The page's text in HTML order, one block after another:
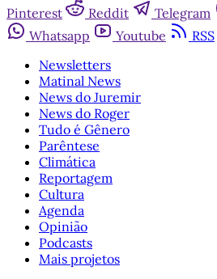
Pinterest
Reddit Telegram
Whatsapp
Youtube
RSS
Newsletters
Matinal News
News do Juremir
News do Roger
Tudo é Gênero
Parêntese
Climática
Reportagem
Cultura
Agenda
Opinião
Podcasts
Mais projetos